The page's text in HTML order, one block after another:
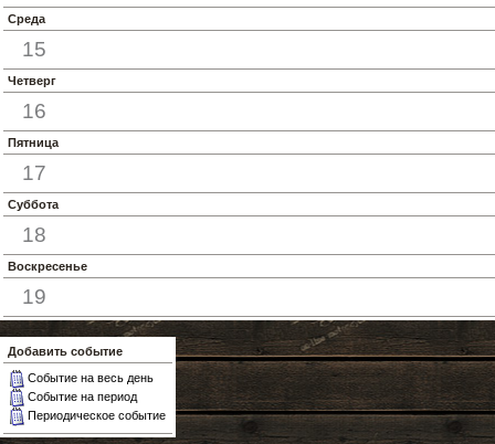
Среда
15
Четверг
16
Пятница
17
Суббота
18
Воскресенье
19
Добавить событие
Событие на весь день
Событие на период
Периодическое событие